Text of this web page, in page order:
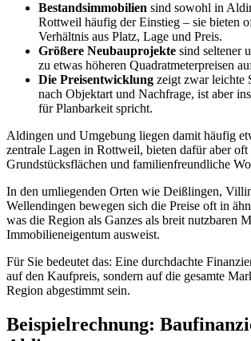
Bestandsimmobilien sind sowohl in
Rottweil häufig der Einstieg – sie bieten
Verhältnis aus Platz, Lage und Preis.
Größere Neubauprojekte sind seltener
zu etwas höheren Quadratmeterpreisen
Die Preisentwicklung zeigt zwar leichte
nach Objektart und Nachfrage, ist aber
für Planbarkeit spricht.
Aldingen und Umgebung liegen damit häufig
zentrale Lagen in Rottweil, bieten dafür aber oft
Grundstücksflächen und familienfreundliche
In den umliegenden Orten wie Deißlingen,
Wellendingen bewegen sich die Preise oft in
was die Region als Ganzes als breit nutzbaren
Immobilieneigentum ausweist.
Für Sie bedeutet das: Eine durchdachte
auf den Kaufpreis, sondern auf die gesamte
Region abgestimmt sein.
Beispielrechnung: